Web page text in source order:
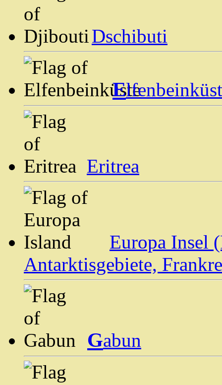
Dschibuti
E
Eritrea
Europa Insel
Antarktisgebiete,
Gabun